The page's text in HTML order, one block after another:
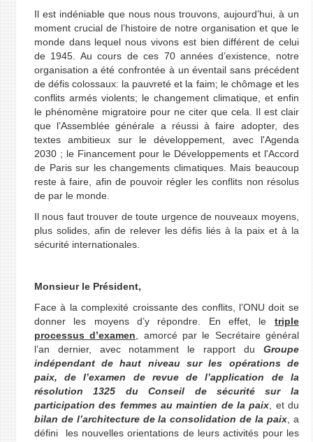
Il est indéniable que nous nous trouvons, aujourd’hui, à un
moment crucial de l’histoire de notre organisation et que le
monde dans lequel nous vivons est bien différent de celui
de 1945. Au cours de ces 70 années d’existence, notre
organisation a été confrontée à un éventail sans précédent
de défis colossaux: la pauvreté et la faim; le chômage et les
conflits armés violents; le changement climatique, et enfin
le phénomène migratoire pour ne citer que cela. Il est clair
que l’Assemblée générale a réussi à faire adopter, des
textes ambitieux sur le développement, avec l'Agenda
2030 ; le Financement pour le Développements et l'Accord
de Paris sur les changements climatiques. Mais beaucoup
reste à faire, afin de pouvoir régler les conflits non résolus
de par le monde.
Il nous faut trouver de toute urgence de nouveaux moyens,
plus solides, afin de relever les défis liés à la paix et à la
sécurité internationales.
Monsieur le Président,
Face à la complexité croissante des conflits, l’ONU doit se
donner les moyens d’y répondre. En effet, le triple
processus d’examen , amorcé par le Secrétaire général
l’an dernier, avec notamment le rapport du Groupe
indépendant de haut niveau sur les opérations de
paix, de l’examen de revue de l’application de la
résolution 1325 du Conseil de sécurité sur la
participation des femmes au maintien de la paix , et du
bilan de l’architecture de la consolidation de la paix, a
défini les nouvelles orientations de leurs activités pour les